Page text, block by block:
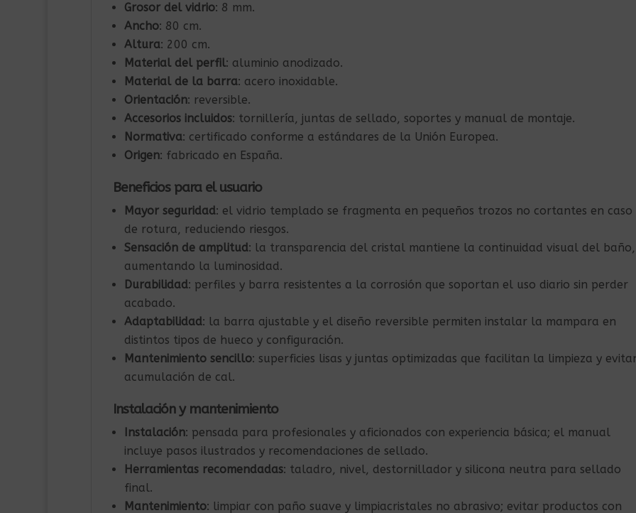
Grosor del vidrio: 8 mm.
Ancho: 80 cm.
Altura: 200 cm.
Material del perfil: aluminio anodizado.
Material de la barra: acero inoxidable.
Orientación: reversible.
Accesorios incluidos: tornillería, juntas de sellado, soportes y manual de montaje.
Normativa: certificado conforme a estándares de la Unión Europea.
Origen: fabricado en España.
Beneficios para el usuario
Mayor seguridad: el vidrio templado se fragmenta en pequeños trozos no cortantes en caso
de rotura, reduciendo riesgos.
Sensación de amplitud: la transparencia del cristal mantiene la continuidad visual del baño,
aumentando la luminosidad.
Durabilidad: perfiles y barra resistentes a la corrosión que soportan el uso diario sin perder
acabado.
Adaptabilidad: la barra ajustable y el diseño reversible permiten instalar la mampara en
distintos tipos de hueco y configuración.
Mantenimiento sencillo: superficies lisas y juntas optimizadas que facilitan la limpieza y
acumulación de cal.
Instalación y mantenimiento
Instalación: pensada para profesionales y aficionados con experiencia básica; el manual
incluye pasos ilustrados y recomendaciones de sellado.
Herramientas recomendadas: taladro, nivel, destornillador y silicona neutra para sellado
final.
Mantenimiento: limpiar con paño suave y limpiacristales no abrasivo; evitar productos con